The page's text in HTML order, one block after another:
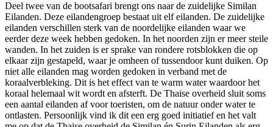
Deel twee van de bootsafari brengt ons naar de zuidelijke Similan
Eilanden. Deze eilandengroep bestaat uit elf eilanden. De zuidelijke
eilanden verschillen sterk van de noordelijke eilanden waar we
eerder deze week hebben gedoken. In het noorden zijn er meer steile
wanden. In het zuiden is er sprake van rondere rotsblokken die op
elkaar zijn gestapeld, waar je omheen of tussendoor kunt duiken. Op
niet alle eilanden mag worden gedoken in verband met de
koraalverbleking. Dit is het effect van te warm water waardoor het
koraal helemaal wit wordt en afsterft. De Thaise overheid sluit soms
een aantal eilanden af voor toeristen, om de natuur onder water te
ontlasten. Persoonlijk vind ik dit een erg goed initiatief en het valt